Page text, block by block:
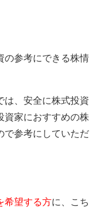
の参考にできる株情
は、安全に株式投資
資家におすすめの株
で参考にしていただ
希望する方に、こち